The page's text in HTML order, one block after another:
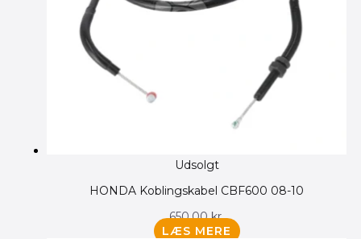
Udsolgt
HONDA Koblingskabel CBF600 08-10
650.00kr.
LÆS MERE